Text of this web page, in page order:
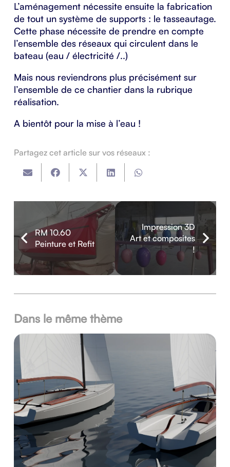
L’aménagement nécessite ensuite la fabrication
de tout un système de supports : le tasseautage.
Cette phase nécessite de prendre en compte
l’ensemble des réseaux qui circulent dans le
bateau (eau / électricité /..)
Mais nous reviendrons plus précisément sur
l’ensemble de ce chantier dans la rubrique
réalisation.
A bientôt pour la mise à l’eau !
Partagez cet article sur vos réseaux :
RM 10.60
Peinture et Refit
Impression 3D
Art et composites
!
Dans le même thème